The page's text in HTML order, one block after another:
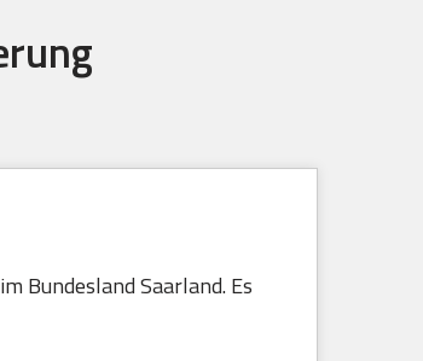
im Bundesland Saarland. Es